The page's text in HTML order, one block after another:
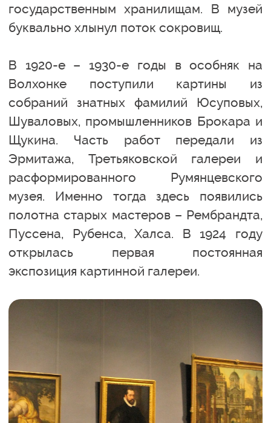
государственным хранилищам. В музей
буквально хлынул поток сокровищ.
В 1920-е – 1930-е годы в особняк на
Волхонке поступили картины из
собраний знатных фамилий Юсуповых,
Шуваловых, промышленников Брокара и
Щукина. Часть работ передали из
Эрмитажа, Третьяковской галереи и
расформированного Румянцевского
музея. Именно тогда здесь появились
полотна старых мастеров – Рембрандта,
Пуссена, Рубенса, Халса. В 1924 году
открылась первая постоянная
экспозиция картинной галереи.